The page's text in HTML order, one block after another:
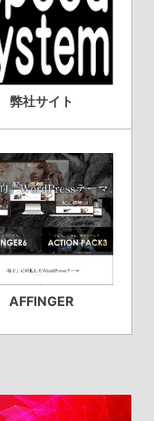
弊社サイト
AFFINGER